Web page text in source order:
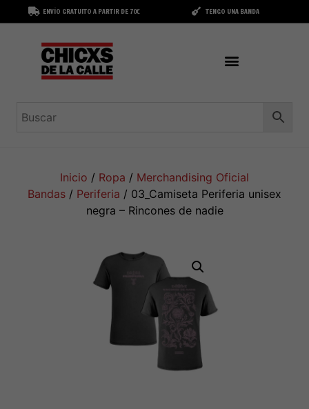
ENVÍO GRATUITO A PARTIR DE 70€ TENGO UNA BANDA
Inicio / Ropa / Merchandising Oficial
Bandas / Periferia / 03_Camiseta Periferia unisex
negra – Rincones de nadie